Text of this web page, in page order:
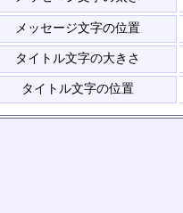
メッセージ文字の位置
タイトル文字の大きさ
タイトル文字の位置